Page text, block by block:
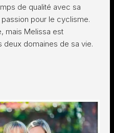
de qualité avec sa
pour le cyclisme.
mais Melissa est
deux domaines de sa vie.